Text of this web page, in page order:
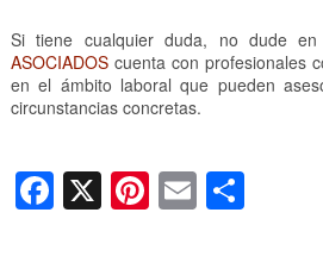
Si tiene cualquier duda, no dude en
ASOCIADOScuenta con profesionales
en el ámbito laboral que pueden
circunstancias concretas.
F
a
X Pi
nt
E
m
C